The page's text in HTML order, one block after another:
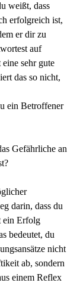
weißt, dass
erfolgreich ist,
er dir zu
auf
sehr gute
das so nicht,
ein Betroffener
Gefährliche an
darin, dass du
ein Erfolg
bedeutet, du
nicht
ab, sondern
einem Reflex